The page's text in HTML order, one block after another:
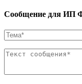
Сообщение для ИП